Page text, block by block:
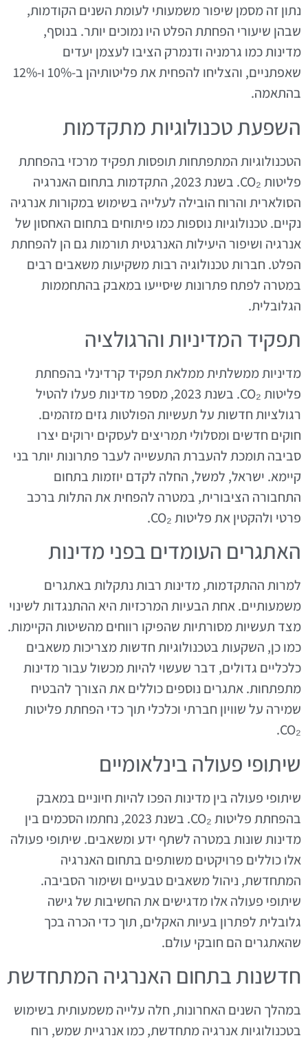
נתון זה מסמן שיפור משמעותי לעומת השנים הקודמות,
שבהן שיעורי הפחתת הפלט היו נמוכים יותר. בנוסף,
מדינות כמו גרמניה ודנמרק הציבו לעצמן יעדים
שאפתניים, והצליחו להפחית את פליטותיהן ב-10% ו-12%
בהתאמה.
השפעת טכנולוגיות מתקדמות
הטכנולוגיות המתפתחות תופסות תפקיד מרכזי בהפחתת
פליטות CO₂. בשנת 2023, התקדמות בתחום האנרגיה
הסולארית והרוח הובילה לעלייה בשימוש במקורות אנרגיה
נקיים. טכנולוגיות נוספות כמו פיתוחים בתחום האחסון של
אנרגיה ושיפור היעילות האנרגטית תורמות גם הן להפחתת
הפלט. חברות טכנולוגיה רבות משקיעות משאבים רבים
במטרה לפתח פתרונות שיסייעו במאבק בהתחממות
הגלובלית.
תפקיד המדיניות והרגולציה
מדיניות ממשלתית ממלאת תפקיד קרדינלי בהפחתת
פליטות CO₂. בשנת 2023, מספר מדינות פעלו להטיל
רגולציות חדשות על תעשיות הפולטות גזים מזהמים.
חוקים חדשים ומסלולי תמריצים לעסקים ירוקים יצרו
סביבה תומכת להעברת התעשייה לעבר פתרונות יותר בני
קיימא. ישראל, למשל, החלה לקדם יוזמות בתחום
התחבורה הציבורית, במטרה להפחית את התלות ברכב
פרטי ולהקטין את פליטות CO₂.
האתגרים העומדים בפני מדינות
למרות ההתקדמות, מדינות רבות נתקלות באתגרים
משמעותיים. אחת הבעיות המרכזיות היא ההתנגדות לשינוי
מצד תעשיות מסורתיות שהפיקו רווחים מהשיטות הקיימות.
כמו כן, השקעות בטכנולוגיות חדשות מצריכות משאבים
כלכליים גדולים, דבר שעשוי להיות מכשול עבור מדינות
מתפתחות. אתגרים נוספים כוללים את הצורך להבטיח
שמירה על שוויון חברתי וכלכלי תוך כדי הפחתת פליטות
CO₂.
שיתופי פעולה בינלאומיים
שיתופי פעולה בין מדינות הפכו להיות חיוניים במאבק
בהפחתת פליטות CO₂. בשנת 2023, נחתמו הסכמים בין
מדינות שונות במטרה לשתף ידע ומשאבים. שיתופי פעולה
אלו כוללים פרויקטים משותפים בתחום האנרגיה
המתחדשת, ניהול משאבים טבעיים ושימור הסביבה.
שיתופי פעולה אלו מדגישים את החשיבות של גישה
גלובלית לפתרון בעיות האקלים, תוך כדי הכרה בכך
שהאתגרים הם חובקי עולם.
חדשנות בתחום האנרגיה המתחדשת
במהלך השנים האחרונות, חלה עלייה משמעותית בשימוש
בטכנולוגיות אנרגיה מתחדשת, כמו אנרגיית שמש, רוח